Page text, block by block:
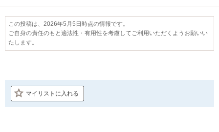
この投稿は、2026年5月5日時点の情報です。
ご自身の責任のもと適法性・有用性を考慮してご利用いただくようお願いい
たします。
マイリストに入れる